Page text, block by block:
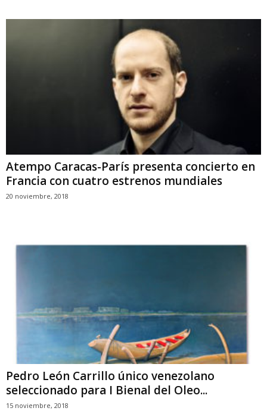
Atempo Caracas-París presenta concierto en
Francia con cuatro estrenos mundiales
20 noviembre, 2018
Pedro León Carrillo único venezolano
seleccionado para I Bienal del Oleo...
15 noviembre, 2018